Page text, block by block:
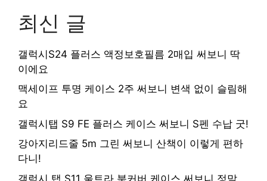
최신 글
갤럭시S24 플러스 액정보호필름 2매입 써보니 딱
이에요
맥세이프 투명 케이스 2주 써보니 변색 없이 슬림해
요
갤럭시탭 S9 FE 플러스 케이스 써보니 S펜 수납 굿!
강아지리드줄 5m 그린 써보니 산책이 이렇게 편하
다니!
갤럭시 탭 S11 울트라 북커버 케이스 써보니 정말